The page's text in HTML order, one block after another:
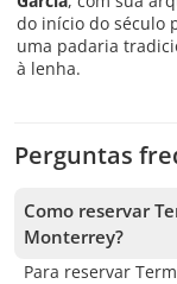
do início do século
uma padaria
à lenha.
Perguntas
Como reservar
Monterrey?
Para reservar